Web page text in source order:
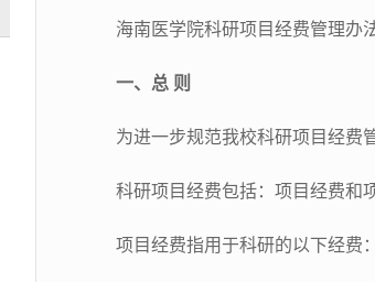
海南医学院科研项目经费管理办
一、总 则
为进一步规范我校科研项目经费
科研项目经费包括：项目经费和
项目经费指用于科研的以下经费：